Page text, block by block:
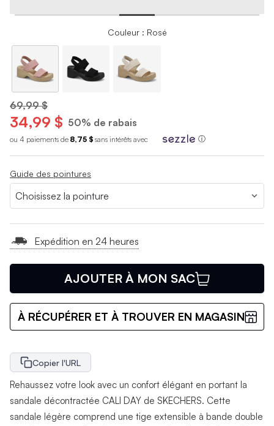
Couleur : Rosé
69,99 $
34,99 $ 50% de rabais
ou 4 paiements de 8,75 $ sans intérêts avec ⓘ
Guide des pointures
Expédition en 24 heures
AJOUTER À MON SAC
À RÉCUPÉRER ET À TROUVER EN MAGASIN
Copier l'URL
Rehaussez votre look avec un confort élégant en portant la
sandale décontractée CALI DAY de SKECHERS. Cette
sandale légère comprend une tige extensible à bande double